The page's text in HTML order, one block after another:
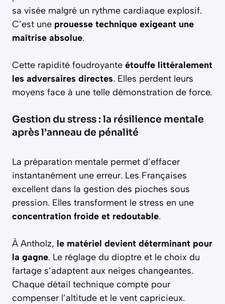
sa visée malgré un rythme cardiaque explosif.
C’est une prouesse technique exigeant une
maîtrise absolue.
Cette rapidité foudroyante étouffe littéralement
les adversaires directes. Elles perdent leurs
moyens face à une telle démonstration de force.
Gestion du stress : la résilience mentale
après l’anneau de pénalité
La préparation mentale permet d’effacer
instantanément une erreur. Les Françaises
excellent dans la gestion des pioches sous
pression. Elles transforment le stress en une
concentration froide et redoutable.
À Antholz, le matériel devient déterminant pour
la gagne. Le réglage du dioptre et le choix du
fartage s’adaptent aux neiges changeantes.
Chaque détail technique compte pour
compenser l’altitude et le vent capricieux.